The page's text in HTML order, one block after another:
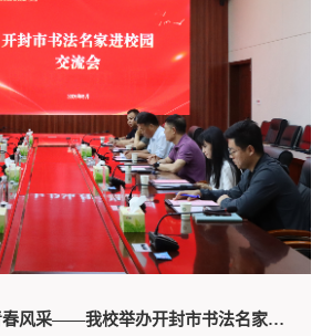
坚定文化自信 书写青春风采——我校举办开封市书法名家进校园联谊活动